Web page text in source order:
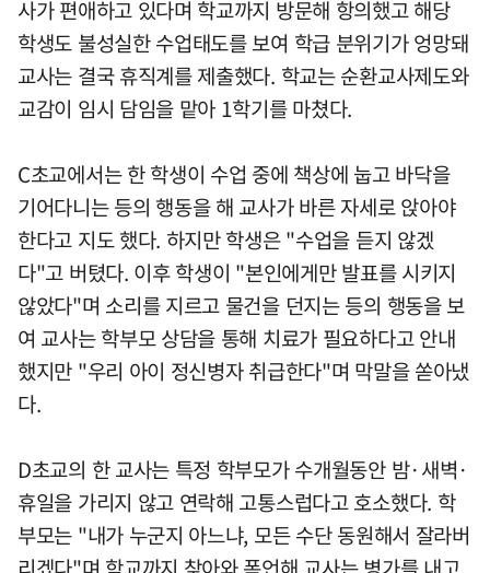
사가 편애하고 있다며 학교까지 방문해 항의했고 해당
학생도 불성실한 수업태도를 보여 학급 분위기가 엉망돼
교사는 결국 휴직계를 제출했다. 학교는 순환교사제도와
교감이 임시 담임을 맡아 1학기를 마쳤다.
C초교에서는 한 학생이 수업 중에 책상에 눕고 바닥을
기어다니는 등의 행동을 해 교사가 바른 자세로 앉아야
한다고 지도 했다. 하지만 학생은 "수업을 듣지 않겠
다"고 버텼다. 이후 학생이 "본인에게만 발표를 시키지
않았다"며 소리를 지르고 물건을 던지는 등의 행동을 보
여 교사는 학부모 상담을 통해 치료가 필요하다고 안내
했지만 "우리 아이 정신병자 취급한다"며 막말을 쏟아냈
다.
D초교의 한 교사는 특정 학부모가 수개월동안 밤·새벽·
휴일을 가리지 않고 연락해 고통스럽다고 호소했다. 학
부모는 "내가 누군지 아느냐, 모든 수단 동원해서 잘라버